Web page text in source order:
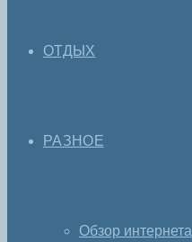
ОТДЫХ
РАЗНОЕ
Обзор интернета